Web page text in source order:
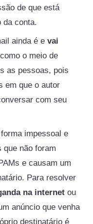
de que está
da conta.
ainda é e vai
como o meio de
as pessoas, pois
em que o autor
com seu
impessoal e
que não foram
e causam um
Para resolver
na internet ou
anúncio que venha
destinatário é